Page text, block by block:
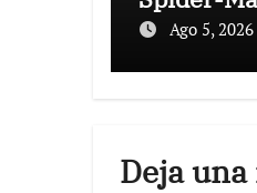
paralizan
Ago 5, 2026
Deja